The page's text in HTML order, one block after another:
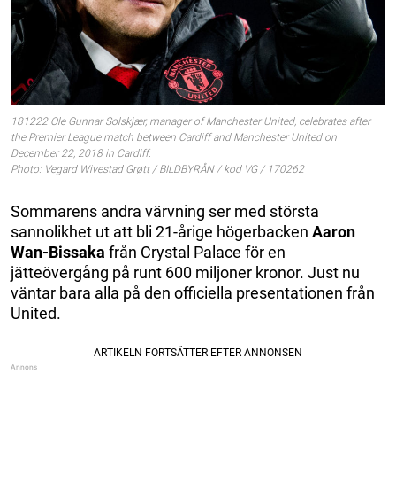
181222 Ole Gunnar Solskjær, manager of Manchester United, celebrates after
the Premier League match between Cardiff and Manchester United on
December 22, 2018 in Cardiff.
Photo: Vegard Wivestad Grøtt / BILDBYRÅN / kod VG / 170262
Sommarens andra värvning ser med största
sannolikhet ut att bli 21-årige högerbacken Aaron
Wan-Bissaka från Crystal Palace för en
jätteövergång på runt 600 miljoner kronor. Just nu
väntar bara alla på den officiella presentationen från
United.